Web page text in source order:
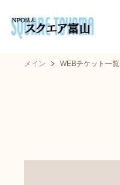
メイン WEBチケット一覧